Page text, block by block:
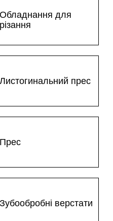
Обладнання для
різання
Листогинальний прес
Прес
Зубообробні верстати